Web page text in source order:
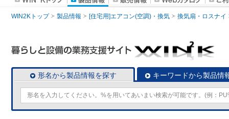
WIN2Kトップ 製品情報 [住宅用]エアコン(空調)・換気 換気扇・ロスナイ
形名から製品情報を探す キーワードから製品情